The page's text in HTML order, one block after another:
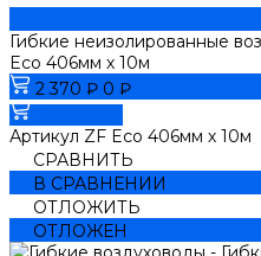
Гибкие неизолированные
Eco 406мм х 10м
2 370 ₽ 0 ₽
Артикул ZF Eco 406мм х 10м
СРАВНИТЬ
В СРАВНЕНИИ
ОТЛОЖИТЬ
ОТЛОЖЕН